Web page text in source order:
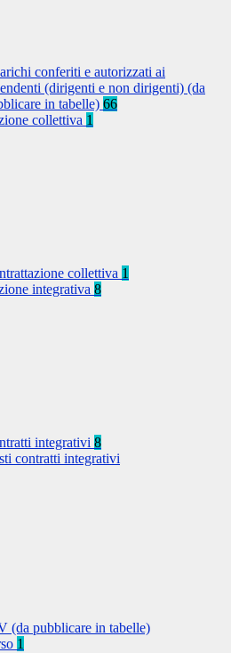
conferiti e autorizzati ai
(dirigenti e non dirigenti) (da
in tabelle) 66
collettiva 1
collettiva 1
integrativa 8
integrativi 8
contratti integrativi
(da pubblicare in tabelle)
1